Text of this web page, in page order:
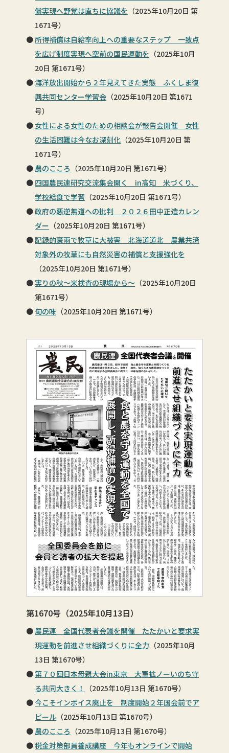
償実現へ野党は直ちに協議を （2025年10月20日 第
1671号）
所得補償は自給率向上への重要なステップ 一致点
を広げ制度実現へ空前の国民運動を （2025年10月
20日 第1671号）
海洋放出開始から２年見えてきた実態 ふくしま復
興共同センター学習会 （2025年10月20日 第1671
号）
女性による女性のための相談会が報告会開催 女性
の生活困難は今なお深刻化 （2025年10月20日 第
1671号）
農のこころ （2025年10月20日 第1671号）
四国農民連研究交流集会開く in高知 米づくり、
学校給食で学習 （2025年10月20日 第1671号）
政府の悪逆無道への批判 ２０２６田中正造カレン
ダー （2025年10月20日 第1671号）
記録的豪雨で牧草に大被害 北海道道北 農業共済
対象外の牧草にも自然災害の補償と支援強化を
（2025年10月20日 第1671号）
実りの秋～米検査の現場から～ （2025年10月20日
第1671号）
旬の味 （2025年10月20日 第1671号）
第1670号（2025年10月13日）
農民連 全国代表者会議を開催 たたかいと要求実
現運動を前進させ組織づくりに全力 （2025年10月
13日 第1670号）
第７０回日本母親大会in東京 大軍拡ノーいのち守
る共同大きく！
（2025年10月13日 第1670号）
今こそインボイス廃止を 制度開始２年国会前でア
ピール （2025年10月13日 第1670号）
農のこころ （2025年10月13日 第1670号）
税金対策部員養成講座 今年もオンラインで開始